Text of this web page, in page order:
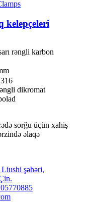
kelepçeleri
rəngli karbon
dikromat
sorğu üçün xahiş
əlaqə
şəhəri,